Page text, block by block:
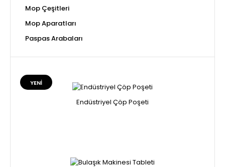
Mop Çeşitleri
Mop Aparatları
Paspas Arabaları
YENI
Endüstriyel Çöp Poşeti